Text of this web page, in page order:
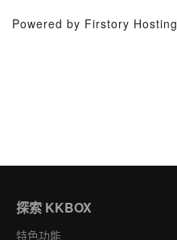
Powered by Firstory Hosting
探索 KKBOX
特色功能